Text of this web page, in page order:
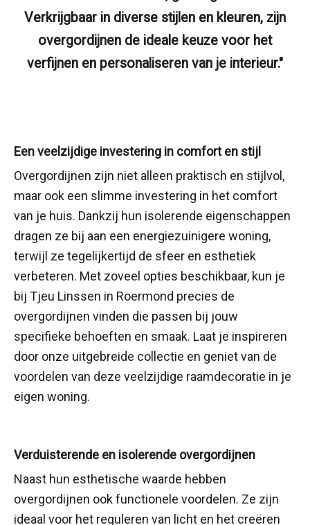
Verkrijgbaar in diverse stijlen en kleuren, zijn
overgordijnen de ideale keuze voor het
verfijnen en personaliseren van je interieur."
Een veelzijdige investering in comfort en stijl
Overgordijnen zijn niet alleen praktisch en stijlvol,
maar ook een slimme investering in het comfort
van je huis. Dankzij hun isolerende eigenschappen
dragen ze bij aan een energiezuinigere woning,
terwijl ze tegelijkertijd de sfeer en esthetiek
verbeteren. Met zoveel opties beschikbaar, kun je
bij Tjeu Linssen in Roermond precies de
overgordijnen vinden die passen bij jouw
specifieke behoeften en smaak. Laat je inspireren
door onze uitgebreide collectie en geniet van de
voordelen van deze veelzijdige raamdecoratie in je
eigen woning.
Verduisterende en isolerende overgordijnen
Naast hun esthetische waarde hebben
overgordijnen ook functionele voordelen. Ze zijn
ideaal voor het reguleren van licht en het creëren